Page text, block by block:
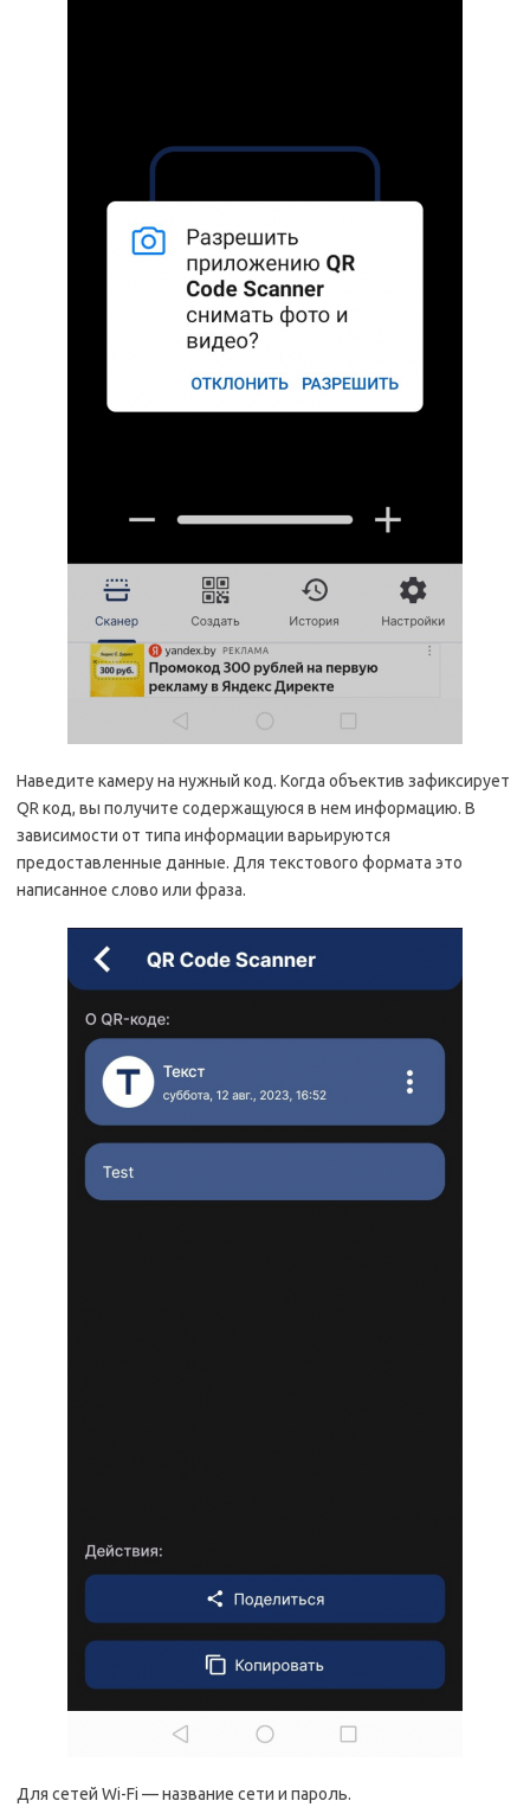
Наведите камеру на нужный код. Когда объектив зафиксирует
QR код, вы получите содержащуюся в нем информацию. В
зависимости от типа информации варьируются
предоставленные данные. Для текстового формата это
написанное слово или фраза.
Для сетей Wi-Fi — название сети и пароль.